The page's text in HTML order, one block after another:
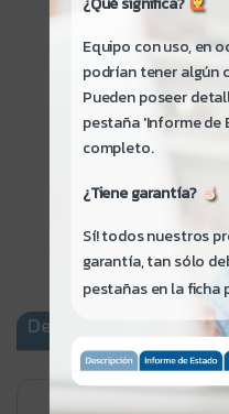
ITEM: 3335
NUEVO
$7.000
Descripción
Equipo con uso, en
podrían tener algún
Pueden poseer
pestaña 'Informe de
completo.
¿Tiene garantía?
Sí! todos nuestros
garantía, tan sólo
pestañas en la ficha